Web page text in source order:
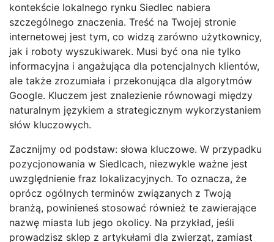
kontekście lokalnego rynku Siedlec nabiera
szczególnego znaczenia. Treść na Twojej stronie
internetowej jest tym, co widzą zarówno użytkownicy,
jak i roboty wyszukiwarek. Musi być ona nie tylko
informacyjna i angażująca dla potencjalnych klientów,
ale także zrozumiała i przekonująca dla algorytmów
Google. Kluczem jest znalezienie równowagi między
naturalnym językiem a strategicznym wykorzystaniem
słów kluczowych.
Zacznijmy od podstaw: słowa kluczowe. W przypadku
pozycjonowania w Siedlcach, niezwykle ważne jest
uwzględnienie fraz lokalizacyjnych. To oznacza, że
oprócz ogólnych terminów związanych z Twoją
branżą, powinieneś stosować również te zawierające
nazwę miasta lub jego okolicy. Na przykład, jeśli
prowadzisz sklep z artykułami dla zwierząt, zamiast